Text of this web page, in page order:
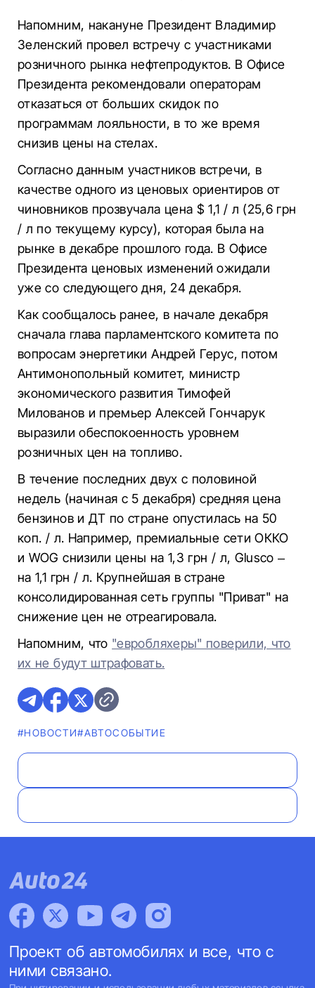
Напомним, накануне Президент Владимир
Зеленский провел встречу с участниками
розничного рынка нефтепродуктов. В Офисе
Президента рекомендовали операторам
отказаться от больших скидок по
программам лояльности, в то же время
снизив цены на стелах.
Согласно данным участников встречи, в
качестве одного из ценовых ориентиров от
чиновников прозвучала цена $ 1,1 / л (25,6 грн
/ л по текущему курсу), которая была на
рынке в декабре прошлого года. В Офисе
Президента ценовых изменений ожидали
уже со следующего дня, 24 декабря.
Как сообщалось ранее, в начале декабря
сначала глава парламентского комитета по
вопросам энергетики Андрей Герус, потом
Антимонопольный комитет, министр
экономического развития Тимофей
Милованов и премьер Алексей Гончарук
выразили обеспокоенность уровнем
розничных цен на топливо.
В течение последних двух с половиной
недель (начиная с 5 декабря) средняя цена
бензинов и ДТ по стране опустилась на 50
коп. / л. Например, премиальные сети ОККО
и WOG снизили цены на 1,3 грн / л, Glusco –
на 1,1 грн / л. Крупнейшая в стране
консолидированная сеть группы "Приват" на
снижение цен не отреагировала.
Напомним, что "евробляхеры" поверили, что
их не будут штрафовать.
#НОВОСТИ#АВТОСОБЫТИЕ
Проект об автомобилях и все, что с
ними связано.